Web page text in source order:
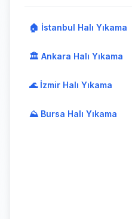
🏠 İstanbul Halı Yıkama
🏛️ Ankara Halı Yıkama
🌊 İzmir Halı Yıkama
⛰️ Bursa Halı Yıkama